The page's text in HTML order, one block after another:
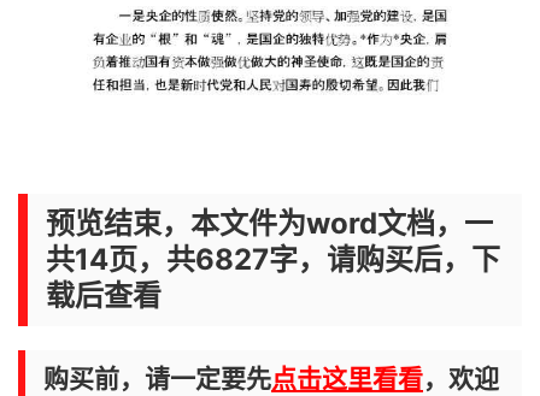
预览结束，本文件为word文档，一
共14页，共6827字，请购买后，下
载后查看
购买前，请一定要先点击这里看看，欢迎